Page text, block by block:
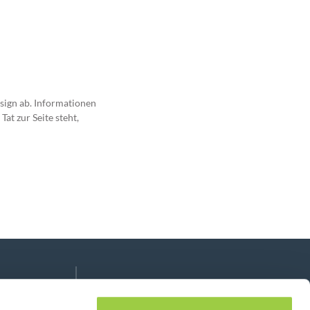
ab. Informationen
zur Seite steht,